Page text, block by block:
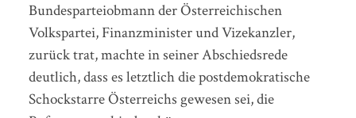
Bundesparteiobmann der Österreichischen
Volkspartei, Finanzminister und Vizekanzler,
zurück trat, machte in seiner Abschiedsrede
deutlich, dass es letztlich die postdemokratische
Schockstarre Österreichs gewesen sei, die